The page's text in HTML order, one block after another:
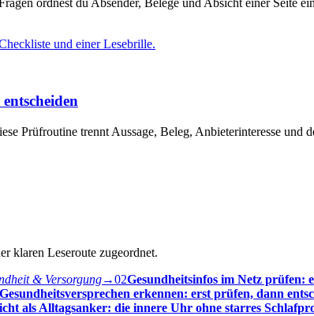
Prüfroutine trennt Aussage, Beleg, Anbieterinteresse und
klaren Leseroute zugeordnet.
& Versorgung→02Gesundheitsinfos im Netz prüfen:
Gesundheitsversprechen erkennen: erst prüfen, dann
als Alltagsanker: die innere Uhr ohne starres